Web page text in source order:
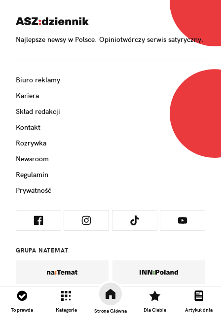
To prawda Kategorie Strona Główna Dla Ciebie Artykuł dnia
Najlepsze newsy w Polsce. Opiniotwórczy serwis satyryczny.
Biuro reklamy
Kariera
Skład redakcji
Kontakt
Rozrywka
Newsroom
Regulamin
Prywatność
GRUPA NATEMAT